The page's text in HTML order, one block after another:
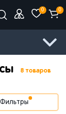
0 0
8 товаров
Фильтры